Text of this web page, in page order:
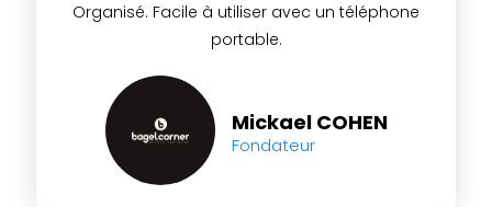
Organisé. Facile à utiliser avec un téléphone
portable.
Mickael COHEN
Fondateur